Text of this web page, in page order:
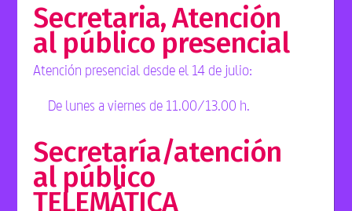
Secretaria, Atención
al público presencial
Atención presencial desde el 14 de julio:
De lunes a viernes de 11.00/13.00 h.
Secretaría/atención
al público
TELEMÁTICA